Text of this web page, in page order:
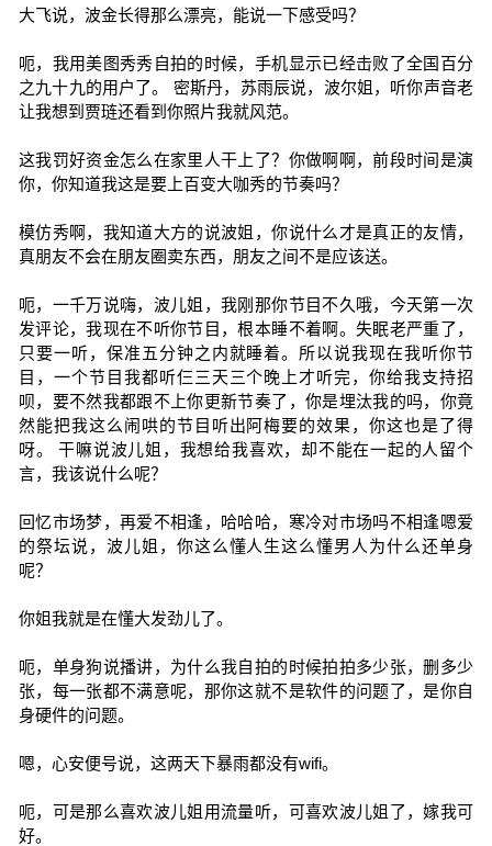
大飞说，波金长得那么漂亮，能说一下感受吗？
呃，我用美图秀秀自拍的时候，手机显示已经击败了全国百分
之九十九的用户了。 密斯丹，苏雨辰说，波尔姐，听你声音老
让我想到贾琏还看到你照片我就风范。
这我罚好资金怎么在家里人干上了？你做啊啊，前段时间是演
你，你知道我这是要上百变大咖秀的节奏吗？
模仿秀啊，我知道大方的说波姐，你说什么才是真正的友情，
真朋友不会在朋友圈卖东西，朋友之间不是应该送。
呃，一千万说嗨，波儿姐，我刚那你节目不久哦，今天第一次
发评论，我现在不听你节目，根本睡不着啊。失眠老严重了，
只要一听，保准五分钟之内就睡着。所以说我现在我听你节
目，一个节目我都听仨三天三个晚上才听完，你给我支持招
呗，要不然我都跟不上你更新节奏了，你是埋汰我的吗，你竟
然能把我这么闹哄的节目听出阿梅要的效果，你这也是了得
呀。 干嘛说波儿姐，我想给我喜欢，却不能在一起的人留个
言，我该说什么呢？
回忆市场梦，再爱不相逢，哈哈哈，寒冷对市场吗不相逢嗯爱
的祭坛说，波儿姐，你这么懂人生这么懂男人为什么还单身
呢？
你姐我就是在懂大发劲儿了。
呃，单身狗说播讲，为什么我自拍的时候拍拍多少张，删多少
张，每一张都不满意呢，那你这就不是软件的问题了，是你自
身硬件的问题。
嗯，心安便号说，这两天下暴雨都没有wifi。
呃，可是那么喜欢波儿姐用流量听，可喜欢波儿姐了，嫁我可
好。